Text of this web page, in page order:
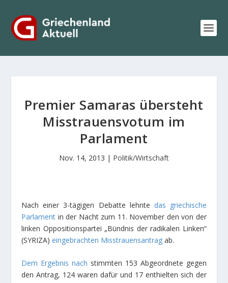
Premier Samaras übersteht
Misstrauensvotum im
Parlament
Nov. 14, 2013 | Politik/Wirtschaft
Nach einer 3-tägigen Debatte lehnte das griechische
Parlament in der Nacht zum 11. November den von der
linken Oppositionspartei „Bündnis der radikalen Linken“
(SYRIZA)eingebrachten Misstrauensantrag ab.
Dem Ergebnis nach stimmten 153 Abgeordnete gegen
den Antrag, 124 waren dafür und 17 enthielten sich der